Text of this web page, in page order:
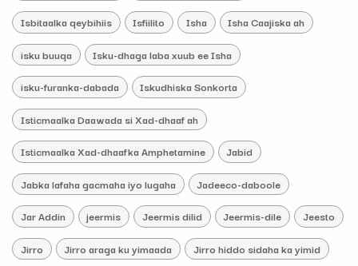
Isbitaalka qeybihiis Isfiilito Isha Isha Caajiska ah
isku buuqa Isku-dhaga laba xuub ee Isha
isku-furanka-dabada Iskudhiska Sonkorta
Isticmaalka Daawada si Xad-dhaaf ah
Isticmaalka Xad-dhaafka Amphetamine Jabid
Jabka lafaha gacmaha iyo lugaha Jadeeco-daboole
Jar Addin jeermis Jeermis dilid Jeermis-dile Jeesto
Jirro Jirro araga ku yimaada Jirro hiddo sidaha ka yimid